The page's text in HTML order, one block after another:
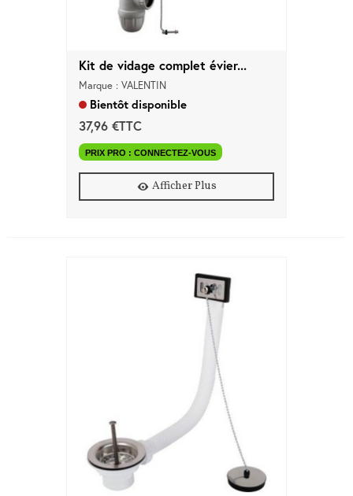
Kit de vidage complet évier...
Marque : VALENTIN
Bientôt disponible
37,96 €TTC
PRIX PRO : CONNECTEZ-VOUS
Afficher Plus